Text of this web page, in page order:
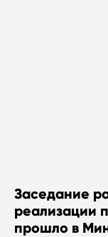
Заседание
реализации
прошло в